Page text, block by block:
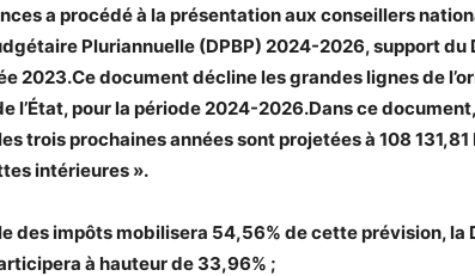
a procédé à la présentation aux conseillers
Pluriannuelle (DPBP) 2024-2026, support du
2023.Ce document décline les grandes lignes de
l’État, pour la période 2024-2026.Dans ce
trois prochaines années sont projetées à 108
intérieures ».
des impôts mobilisera 54,56% de cette prévision, la
à hauteur de 33,96% ;